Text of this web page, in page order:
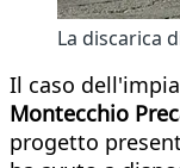
La discarica
Il caso
Montecchio
progetto